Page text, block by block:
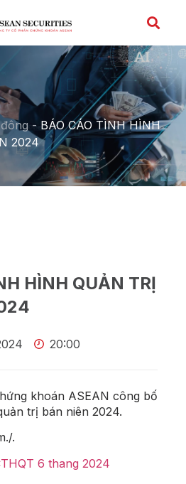
-BÁO CÁO TÌNH HÌNH
2024
HÌNH QUẢN TRỊ
20:00
khoán ASEAN công bố
trị bán niên 2024.
.
6 thang 2024